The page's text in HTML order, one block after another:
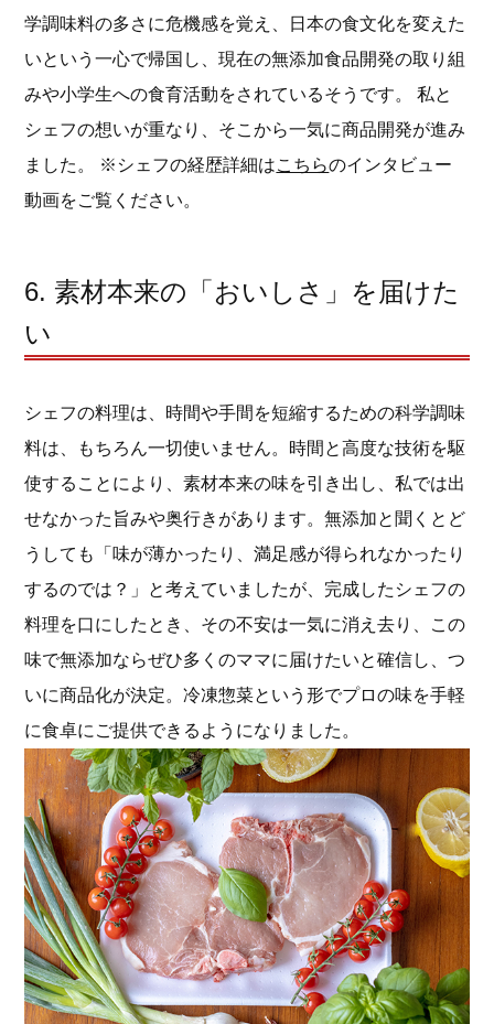
学調味料の多さに危機感を覚え、日本の食文化を変えた
いという一心で帰国し、現在の無添加食品開発の取り組
みや小学生への食育活動をされているそうです。 私と
シェフの想いが重なり、そこから一気に商品開発が進み
ました。 ※シェフの経歴詳細はこちらのインタビュー
動画をご覧ください。
6. 素材本来の「おいしさ」を届けた
い
シェフの料理は、時間や手間を短縮するための科学調味
料は、もちろん一切使いません。時間と高度な技術を駆
使することにより、素材本来の味を引き出し、私では出
せなかった旨みや奥行きがあります。無添加と聞くとど
うしても「味が薄かったり、満足感が得られなかったり
するのでは？」と考えていましたが、完成したシェフの
料理を口にしたとき、その不安は一気に消え去り、この
味で無添加ならぜひ多くのママに届けたいと確信し、つ
いに商品化が決定。冷凍惣菜という形でプロの味を手軽
に食卓にご提供できるようになりました。